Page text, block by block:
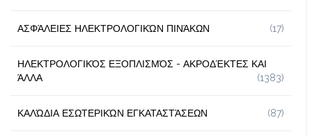
ΑΣΦΆΛΕΙΕΣ ΗΛΕΚΤΡΟΛΟΓΙΚΏΝ ΠΙΝΆΚΩΝ (17)
ΗΛΕΚΤΡΟΛΟΓΙΚΌΣ ΕΞΟΠΛΙΣΜΌΣ - ΑΚΡΟΔΈΚΤΕΣ ΚΑΙ
ΆΛΛΑ
(1383)
ΚΑΛΏΔΙΑ ΕΣΩΤΕΡΙΚΏΝ ΕΓΚΑΤΑΣΤΆΣΕΩΝ (87)